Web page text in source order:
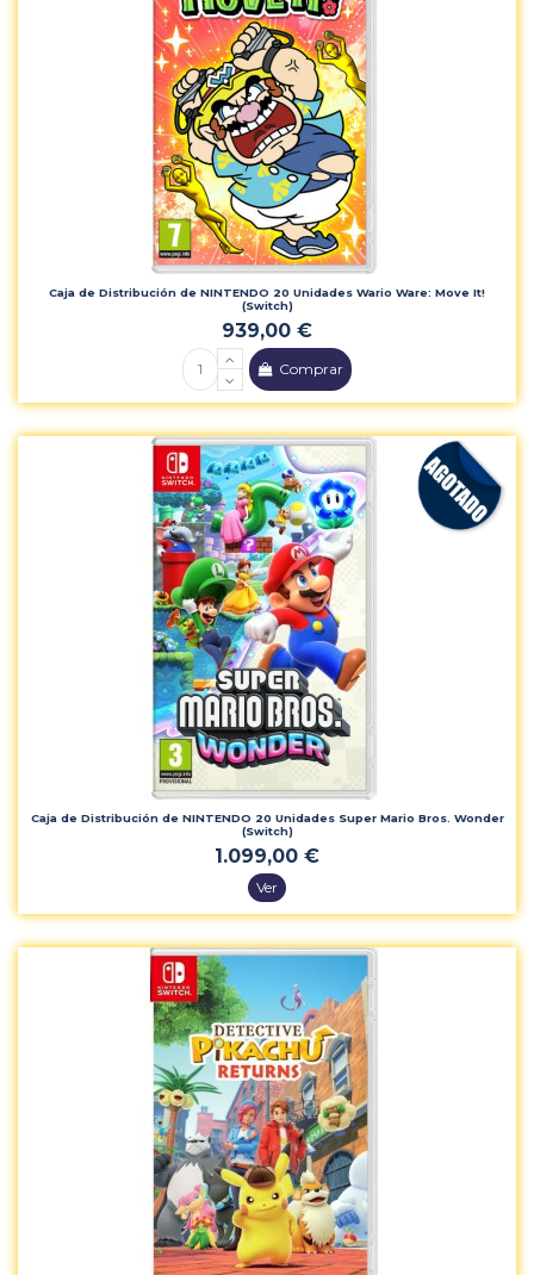
Caja de Distribución de NINTENDO 20 Unidades Wario Ware: Move It!
(Switch)
939,00 €
Comprar
Caja de Distribución de NINTENDO 20 Unidades Super Mario Bros. Wonder
(Switch)
1.099,00 €
Ver